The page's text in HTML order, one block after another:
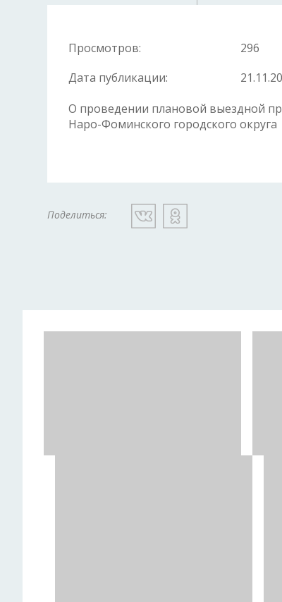
Просмотров:
296
Дата публикации:
О проведении плановой выездной
Наро-Фоминского городского округа
Поделиться: